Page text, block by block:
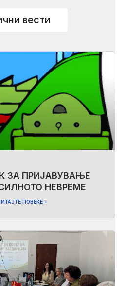
вести
ЗА ПРИЈАВУВАЊЕ
НЕВРЕМЕ
ПОВЕЌЕ »